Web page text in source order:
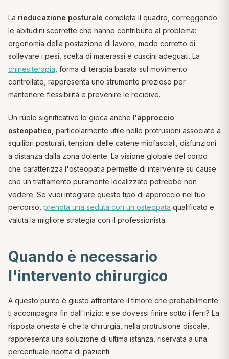
La rieducazione posturale completa il quadro, correggendo
le abitudini scorrette che hanno contribuito al problema:
ergonomia della postazione di lavoro, modo corretto di
sollevare i pesi, scelta di materassi e cuscini adeguati. La
chinesiterapia , forma di terapia basata sul movimento
controllato, rappresenta uno strumento prezioso per
mantenere flessibilità e prevenire le recidive.
Un ruolo significativo lo gioca anche l'approccio
osteopatico , particolarmente utile nelle protrusioni associate a
squilibri posturali, tensioni delle catene miofasciali, disfunzioni
a distanza dalla zona dolente. La visione globale del corpo
che caratterizza l'osteopatia permette di intervenire su cause
che un trattamento puramente localizzato potrebbe non
vedere. Se vuoi integrare questo tipo di approccio nel tuo
percorso, prenota una seduta con un osteopata qualificato e
valuta la migliore strategia con il professionista.
Quando è necessario
l'intervento chirurgico
A questo punto è giusto affrontare il timore che probabilmente
ti accompagna fin dall'inizio: e se dovessi finire sotto i ferri? La
risposta onesta è che la chirurgia, nella protrusione discale,
rappresenta una soluzione di ultima istanza, riservata a una
percentuale ridotta di pazienti.